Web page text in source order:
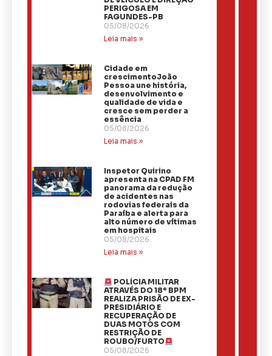
PERIGOSA EM
FAGUNDES-PB
05/08/2026
Leia mais »
Cidade em
crescimentoJoão
Pessoa une história,
desenvolvimento e
qualidade de vida e
cresce sem perder a
essência
05/08/2026
Leia mais »
Inspetor Quirino
apresenta na CPAD FM
panorama da redução
de acidentes nas
rodovias federais da
Paraíba e alerta para
alto número de vítimas
em hospitais
05/08/2026
Leia mais »
POLÍCIA MILITAR
ATRAVÉS DO 18º BPM
REALIZA PRISÃO DE EX-
PRESIDIÁRIO E
RECUPERAÇÃO DE
DUAS MOTOS COM
RESTRIÇÃO DE
ROUBO/FURTO
05/08/2026